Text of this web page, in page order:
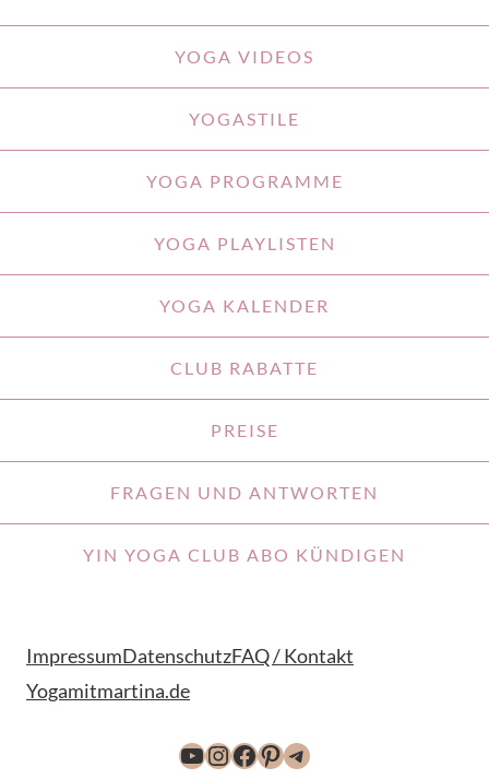
YOGA VIDEOS
YOGASTILE
YOGA PROGRAMME
YOGA PLAYLISTEN
YOGA KALENDER
CLUB RABATTE
PREISE
FRAGEN UND ANTWORTEN
YIN YOGA CLUB ABO KÜNDIGEN
ImpressumDatenschutzFAQ / Kontakt
Yogamitmartina.de
YouTube
Instagram
Facebook
Pinterest
Telegram